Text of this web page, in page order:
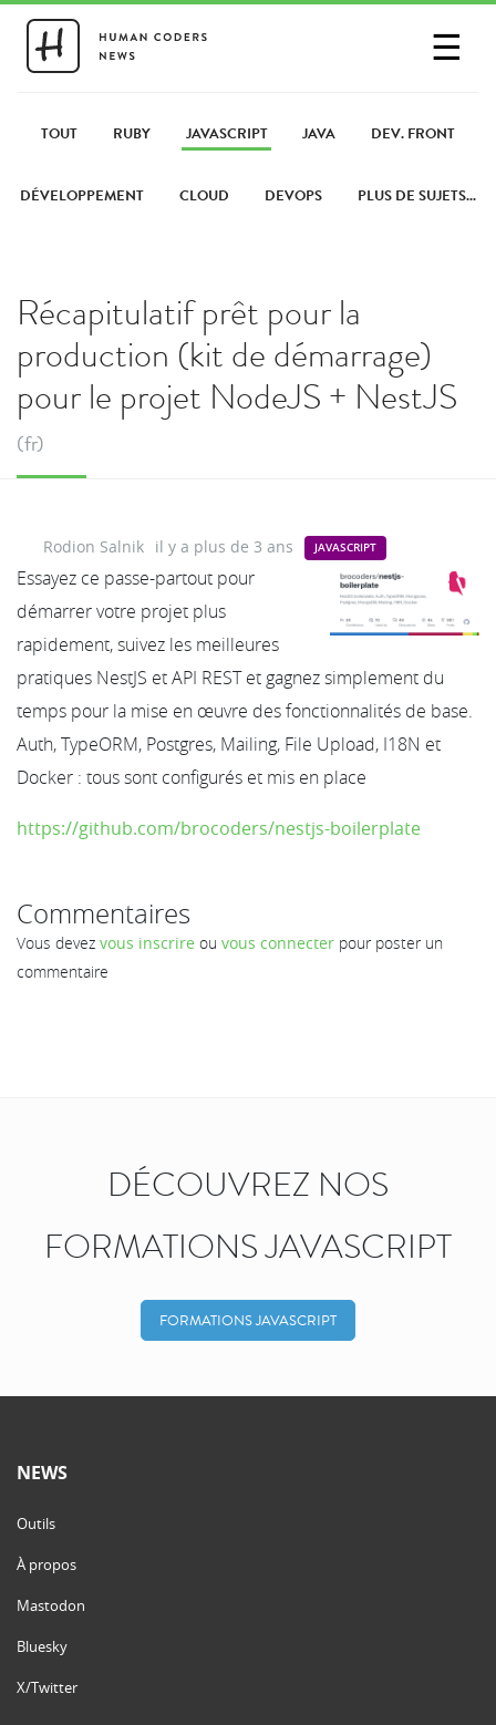
☰
PARTAGER UN LIEN
TOUT RUBY JAVASCRIPT JAVA DEV. FRONT
DÉVELOPPEMENT CLOUD DEVOPS PLUS DE SUJETS...
Récapitulatif prêt pour la
production (kit de démarrage)
pour le projet NodeJS + NestJS
(fr)
Rodion Salnik il y a plus de 3 ans JAVASCRIPT
Essayez ce passe-partout pour
démarrer votre projet plus
rapidement, suivez les meilleures
pratiques NestJS et API REST et gagnez simplement du
temps pour la mise en œuvre des fonctionnalités de base.
Auth, TypeORM, Postgres, Mailing, File Upload, I18N et
Docker : tous sont configurés et mis en place
https://github.com/brocoders/nestjs-boilerplate
Commentaires
Vous devez vous inscrire ou vous connecter pour poster un
commentaire
DÉCOUVREZ NOS
FORMATIONS JAVASCRIPT
FORMATIONS JAVASCRIPT
NEWS
Outils
À propos
Mastodon
Bluesky
X/Twitter